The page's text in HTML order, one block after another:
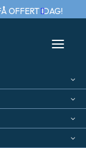
OFFERT IDAG!